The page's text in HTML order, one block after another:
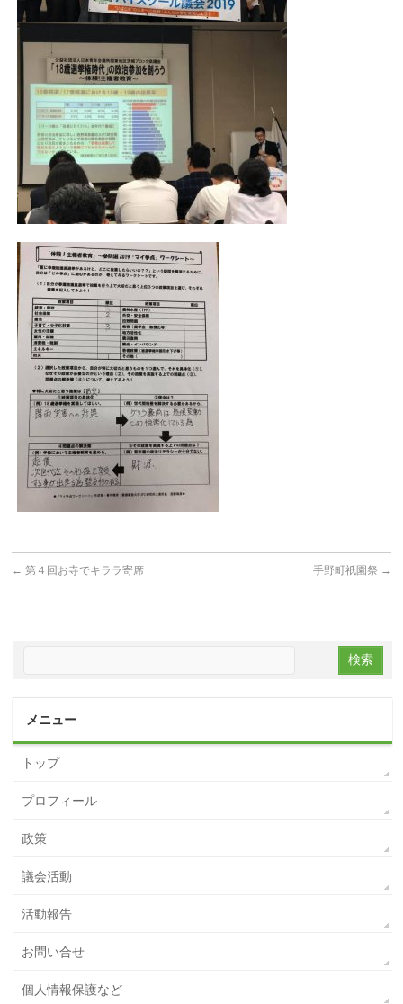
← 第４回お寺でキララ寄席 手野町祇園祭 →
メニュー
トップ
プロフィール
政策
議会活動
活動報告
お問い合せ
個人情報保護など